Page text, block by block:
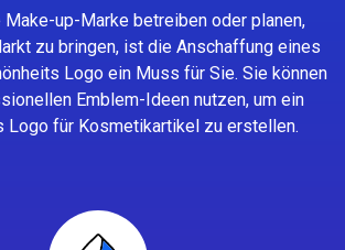
Make-up-Marke betreiben oder planen,
zu bringen, ist die Anschaffung eines
Logo ein Muss für Sie. Sie können
Emblem-Ideen nutzen, um ein
Logo für Kosmetikartikel zu erstellen.